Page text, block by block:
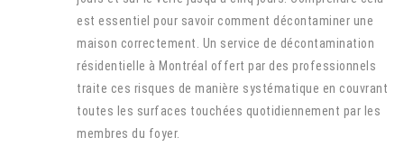
est essentiel pour savoir comment décontaminer une
maison correctement. Un service de décontamination
résidentielle à Montréal offert par des professionnels
traite ces risques de manière systématique en couvrant
toutes les surfaces touchées quotidiennement par les
membres du foyer.